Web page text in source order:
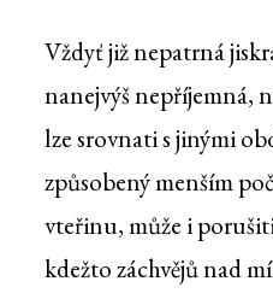
Vždyť již nepatrná
nanejvýš nepříjemná,
lze srovnati s jinými
způsobený menším
vteřinu, může i
kdežto záchvějů nad